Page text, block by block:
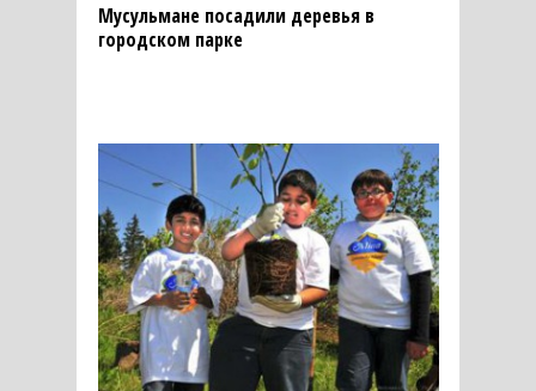
Мусульмане посадили деревья в
городском парке